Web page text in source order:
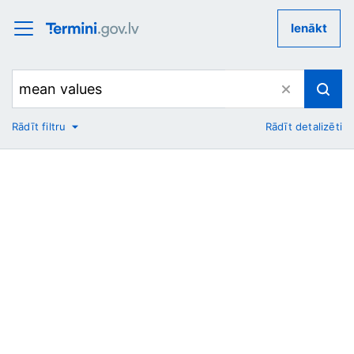
Ienākt
No
Rādīt filtru Rādīt detalizēti